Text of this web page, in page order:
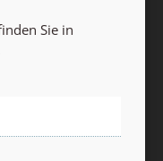
Sie in